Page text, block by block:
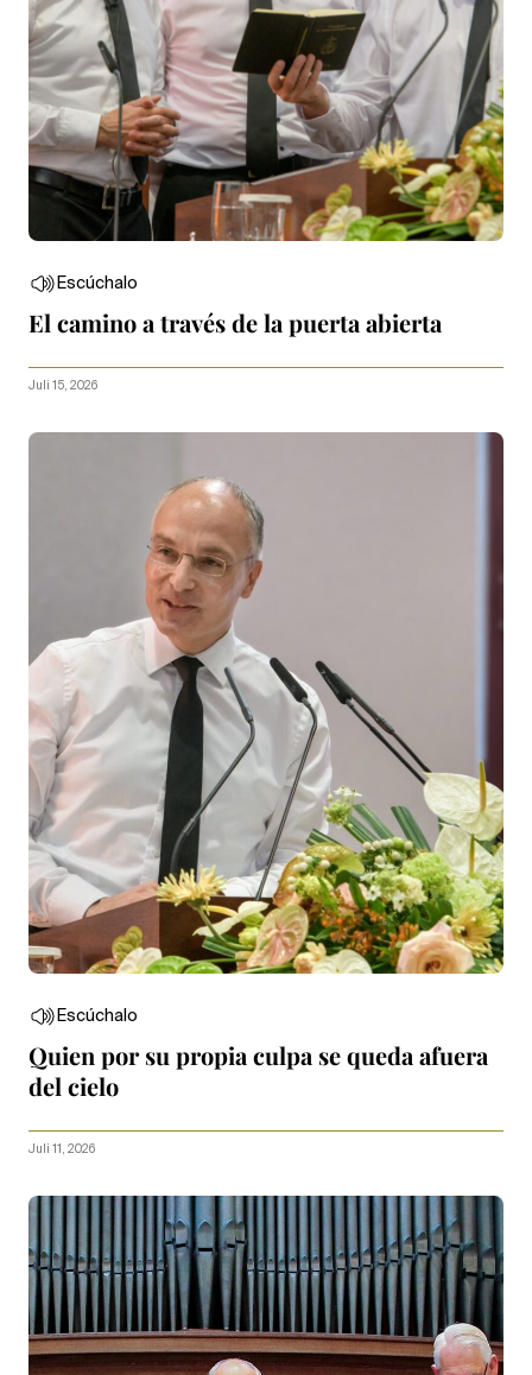
Escúchalo
El camino a través de la puerta abierta
Juli 15, 2026
Escúchalo
Quien por su propia culpa se queda afuera
del cielo
Juli 11, 2026